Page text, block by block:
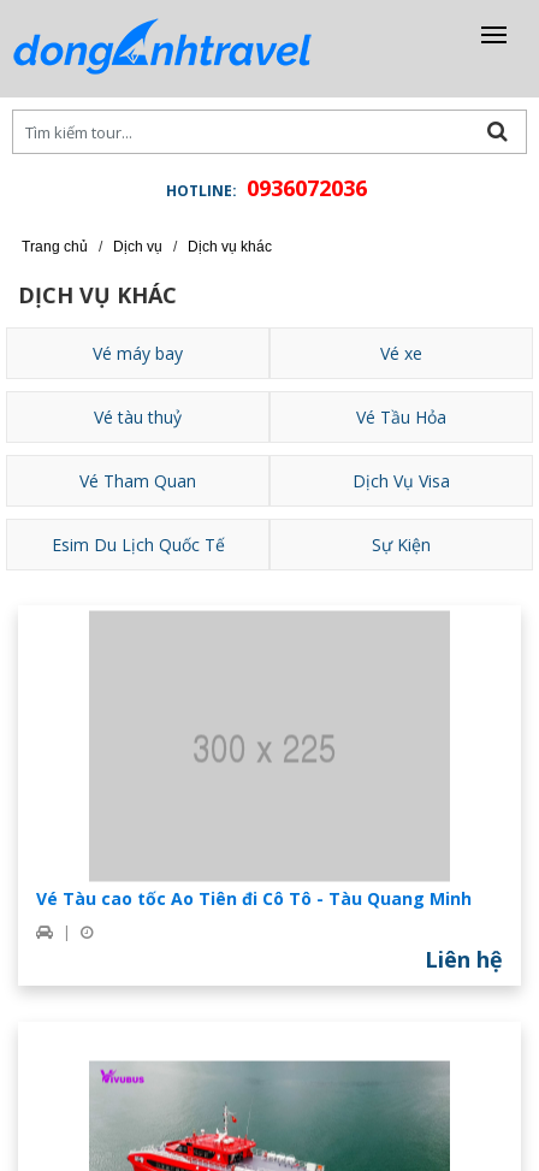
HOTLINE: 0936072036
Trang chủ / Dịch vụ / Dịch vụ khác
DỊCH VỤ KHÁC
Vé máy bay Vé xe
Vé tàu thuỷ Vé Tầu Hỏa
Vé Tham Quan Dịch Vụ Visa
Esim Du Lịch Quốc Tế Sự Kiện
Vé Tàu cao tốc Ao Tiên đi Cô Tô - Tàu Quang Minh
|
Liên hệ